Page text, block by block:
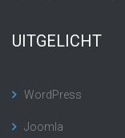
UITGELICHT
WordPress
Joomla